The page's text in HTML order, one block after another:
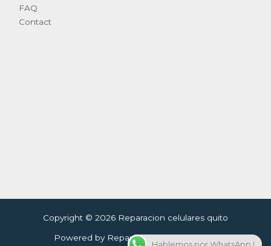
FAQ
Contact
Copyright © 2026 Reparacion celulares quito
Powered by Reparacion celulares quito